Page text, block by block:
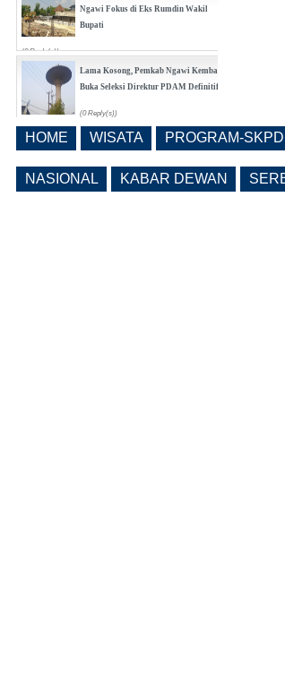
Ngawi Fokus di Eks Rumdin Wakil
Bupati
(0 Reply(s))
Lama Kosong, Pemkab Ngawi Kembali
Buka Seleksi Direktur PDAM Definitif
(0 Reply(s))
Dikenai Denda dan Pembatasan
HOME WISATA PROGRAM-SKPD
NASIONAL KABAR DEWAN